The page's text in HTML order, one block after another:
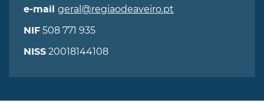
e-mail geral@regiaodeaveiro.pt
NIF 508 771 935
NISS 20018144108